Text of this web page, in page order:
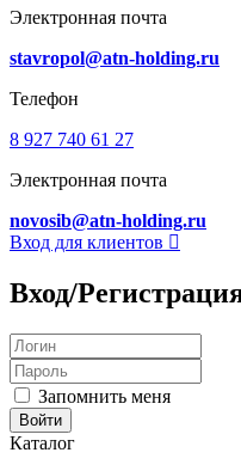
Электронная почта
stavropol@atn-holding.ru
Телефон
8 927 740 61 27
Электронная почта
novosib@atn-holding.ru
Вход для клиентов
Вход/
Запомнить меня
Каталог